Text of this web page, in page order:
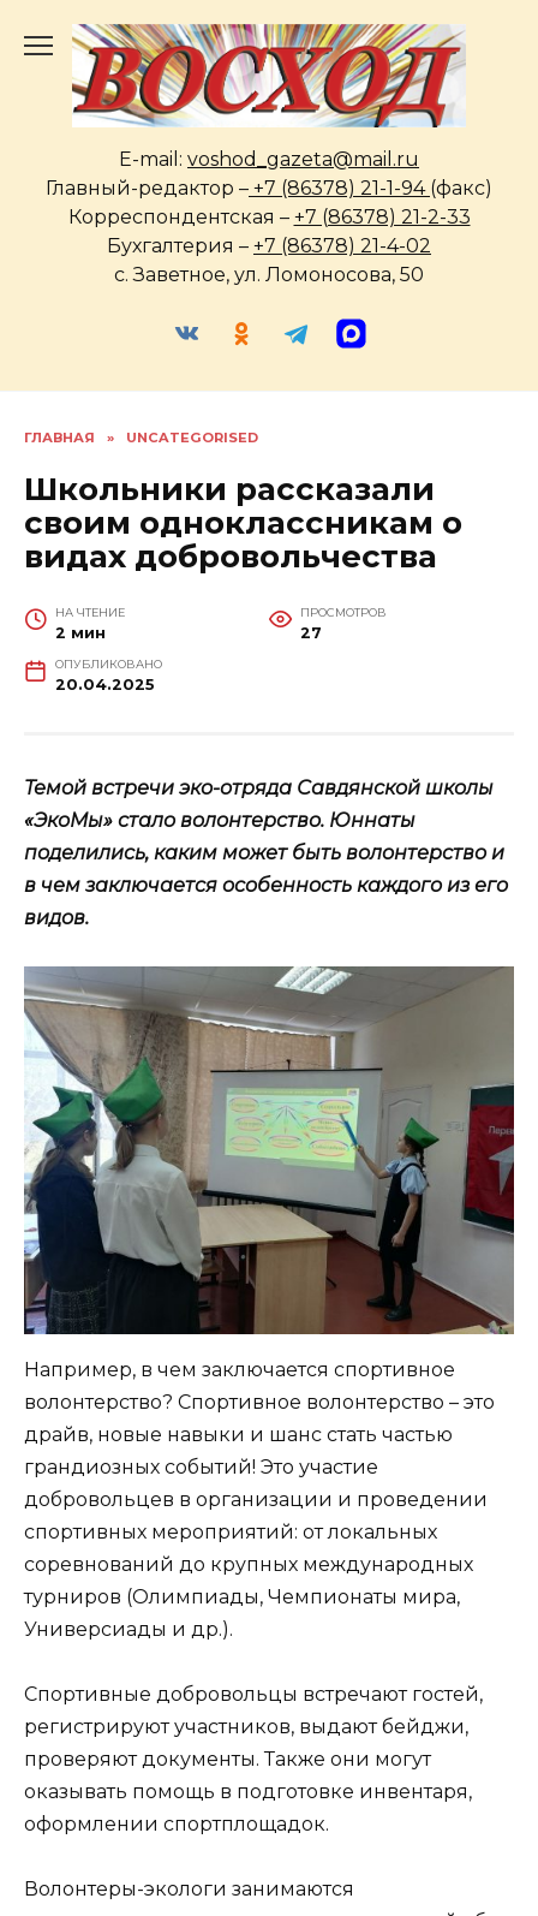
содержанию
E-mail: voshod_gazeta@mail.ru
Главный-редактор – +7 (86378) 21-1-94 (факс)
Корреспондентская – +7 (86378) 21-2-33
Бухгалтерия – +7 (86378) 21-4-02
с. Заветное, ул. Ломоносова, 50
ГЛАВНАЯ » UNCATEGORISED
Школьники рассказали
своим одноклассникам о
видах добровольчества
НА ЧТЕНИЕ
2 мин
ПРОСМОТРОВ
27
ОПУБЛИКОВАНО
20.04.2025
Темой встречи эко-отряда Савдянской школы
«ЭкоМы» стало волонтерство. Юннаты
поделились, каким может быть волонтерство и
в чем заключается особенность каждого из его
видов.
Например, в чем заключается спортивное
волонтерство? Спортивное волонтерство – это
драйв, новые навыки и шанс стать частью
грандиозных событий! Это участие
добровольцев в организации и проведении
спортивных мероприятий: от локальных
соревнований до крупных международных
турниров (Олимпиады, Чемпионаты мира,
Универсиады и др.).
Спортивные добровольцы встречают гостей,
регистрируют участников, выдают бейджи,
проверяют документы. Также они могут
оказывать помощь в подготовке инвентаря,
оформлении спортплощадок.
Волонтеры-экологи занимаются